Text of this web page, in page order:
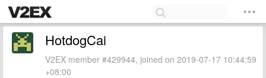
HotdogCai
V2EX member #429944, joined on 2019-07-17 10:44:59
+08:00